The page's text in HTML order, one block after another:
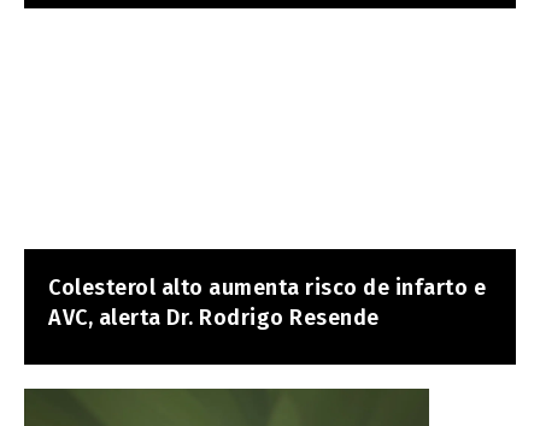
Colesterol alto aumenta risco de infarto e
AVC, alerta Dr. Rodrigo Resende